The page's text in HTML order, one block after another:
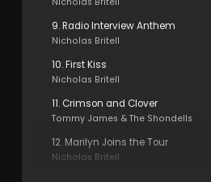
9. Radio Interview Anthem
Nicholas Britell
10. First Kiss
Nicholas Britell
11. Crimson and Clover
Tommy James & The Shondells
12. Marilyn Joins the Tour
Nicholas Britell